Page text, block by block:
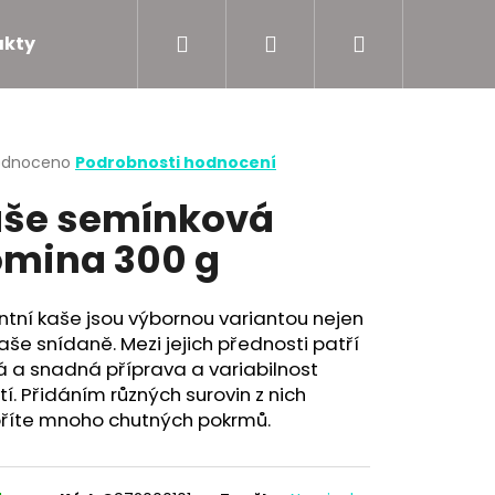
Podporujeme Přihlášení
Podrobnosti hodnocení
semínková
300 g
kaše jsou výbornou variantou nejen
snídaně. Mezi jejich přednosti patří
a snadná příprava a variabilnost
Přidáním různých surovin z nich
mnoho chutných pokrmů.